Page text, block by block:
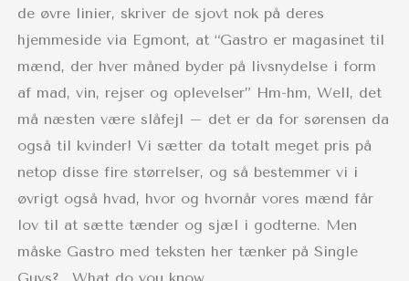
de øvre linier, skriver de sjovt nok på deres
hjemmeside via Egmont, at “Gastro er magasinet til
mænd, der hver måned byder på livsnydelse i form
af mad, vin, rejser og oplevelser” Hm-hm, Well, det
må næsten være slåfejl – det er da for sørensen da
også til kvinder! Vi sætter da totalt meget pris på
netop disse fire størrelser, og så bestemmer vi i
øvrigt også hvad, hvor og hvornår vores mænd får
lov til at sætte tænder og sjæl i godterne. Men
måske Gastro med teksten her tænker på Single
Guys?.. What do you know..